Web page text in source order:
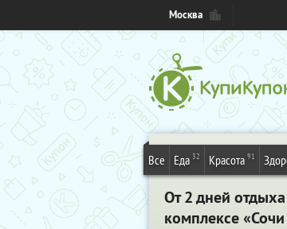
Москва
Все Еда 32 Красота 91
От 2 дней
комплексе